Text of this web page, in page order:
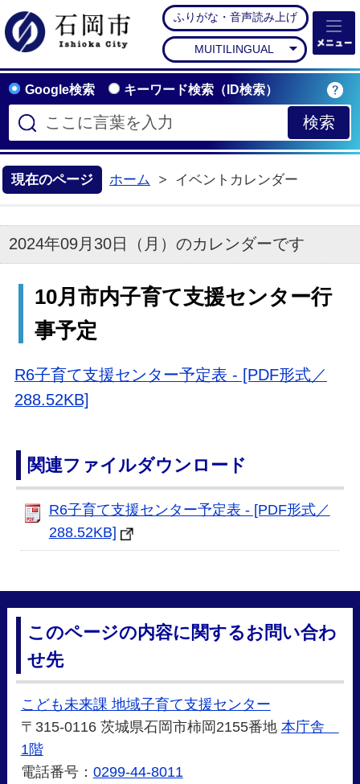
石岡市公式ホームペー
ふりがな・音声読み上げ
MUITILINGUAL
Google検索 キーワード検索（ID検索）
現在のページ ホーム イベントカレンダー
2024年09月30日（月）のカレンダーです
10月市内子育て支援センター行
事予定
R6子育て支援センター予定表 - [PDF形式／
288.52KB]
関連ファイルダウンロード
R6子育て支援センター予定表 - [PDF形式／
288.52KB]
このページの内容に関するお問い合わ
せ先
こども未来課 地域子育て支援センター
〒315-0116 茨城県石岡市柿岡2155番地 本庁舎
1階
電話番号： 0299-44-8011